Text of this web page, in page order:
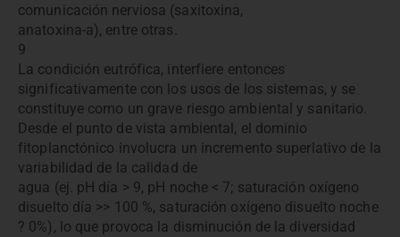
comunicación nerviosa (saxitoxina,
anatoxina-a), entre otras.
9
La condición eutrófica, interfiere entonces
significativamente con los usos de los sistemas, y se
constituye como un grave riesgo ambiental y sanitario.
Desde el punto de vista ambiental, el dominio
fitoplanctónico involucra un incremento superlativo de la
variabilidad de la calidad de
agua (ej. pH día > 9, pH noche < 7; saturación oxígeno
disuelto día >> 100 %, saturación oxígeno disuelto noche
? 0%), lo que provoca la disminución de la diversidad